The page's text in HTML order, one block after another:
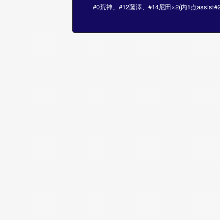
#0荒神、#12藤澤、#14尼田×2(内1点